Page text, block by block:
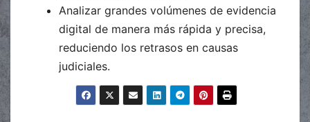
Analizar grandes volúmenes de evidencia
digital de manera más rápida y precisa,
reduciendo los retrasos en causas
judiciales.